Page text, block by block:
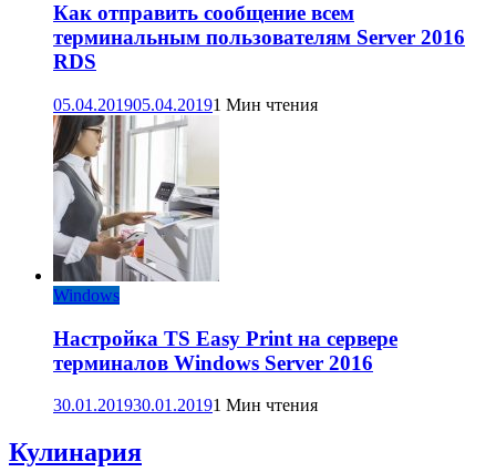
Как отправить сообщение всем
терминальным пользователям Server 2016
RDS
05.04.201905.04.20191 Мин чтения
Windows
Настройка TS Easy Print на сервере
терминалов Windows Server 2016
30.01.201930.01.20191 Мин чтения
Кулинария